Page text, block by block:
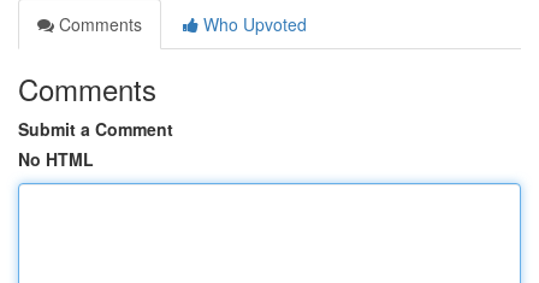
Comments
Who Upvoted
Comments
Submit a Comment
No HTML